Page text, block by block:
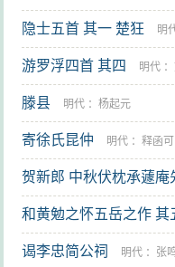
隐士五首 其一 楚狂 明
游罗浮四首 其四 明代 ：
滕县 明代 ：杨起元
寄徐氏昆仲 明代 ：释函可
贺新郎 中秋伏枕承蘧
代：陈维崧
和黄勉之怀五岳之作 其
谒李忠简公祠 明代 ： 张